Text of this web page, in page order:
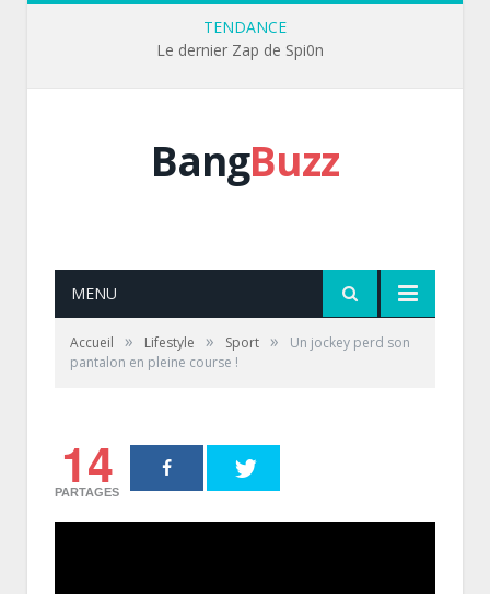
TENDANCE
Le dernier Zap de Spi0n
BangBuzz
MENU
Accueil » Lifestyle » Sport »
Un jockey perd son
pantalon en pleine course !
14
PARTAGES